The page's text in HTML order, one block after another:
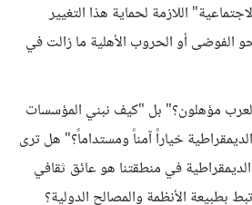
اللازمة لحماية هذا التغيير
الفوضى أو الحروب الأهلية ما زالت في
مؤهلون؟" بل "كيف نبني المؤسسات
خياراً آمناً ومستداماً؟" هل ترى
الديمقراطية في منطقتنا هو عائق ثقافي
بطبيعة الأنظمة والمصالح الدولية؟